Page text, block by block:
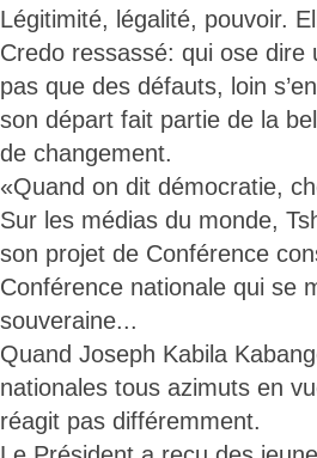
Légitimité, légalité, pouvoir.
Credo ressassé: qui ose dire
pas que des défauts, loin
son départ fait partie de la
de changement.
«Quand on dit démocratie,
Sur les médias du monde,
son projet de Conférence
Conférence nationale qui se
souveraine...
Quand Joseph Kabila
nationales tous azimuts en
réagit pas différemment.